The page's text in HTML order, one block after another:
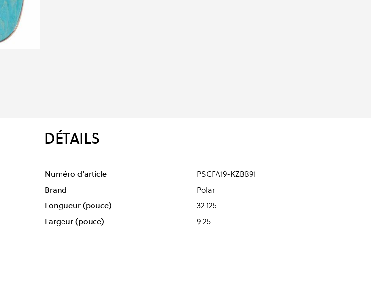
DÉTAILS
Numéro d'article
PSCFA19-KZBB91
Brand
Polar
Longueur (pouce)
32.125
Largeur (pouce)
9.25